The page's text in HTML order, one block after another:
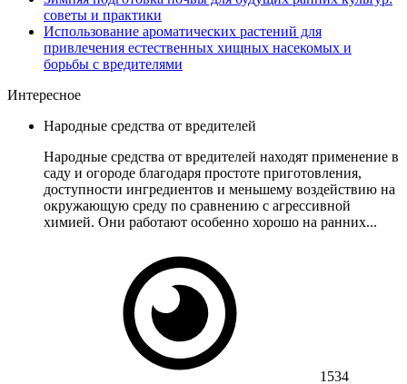
советы и практики
Использование ароматических растений для
привлечения естественных хищных насекомых и
борьбы с вредителями
Интересное
Народные средства от вредителей
Народные средства от вредителей находят применение в
саду и огороде благодаря простоте приготовления,
доступности ингредиентов и меньшему воздействию на
окружающую среду по сравнению с агрессивной
химией. Они работают особенно хорошо на ранних...
1534